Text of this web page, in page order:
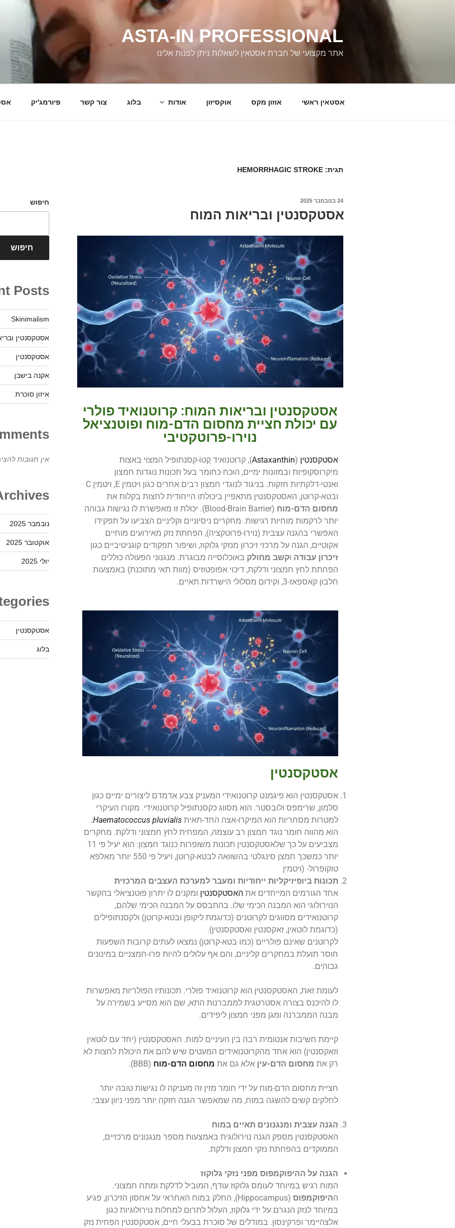
ASTA-IN PROFESSIONAL
אתר מקצועי של חברת אסטאין לשאלות ניתן לפנות אלינו
אסטאין ראשי אוזון מקס אוקסיזון אודות בלוג צור קשר פיורמג'יק
תגית: HEMORRHAGIC STROKE
24 בנובמבר 2025
אסטקסנטין ובריאות המוח
אסטקסנטין ובריאות המוח: קרוטנואיד פולרי
עם יכולת חציית מחסום הדם-מוח ופוטנציאל
נוירו-פרוטקטיבי
אסטקסנטין (
Astaxanthin), קרוטנואיד קֶטוֹ-קסנתופיל המצוי באצות
מיקרוסקופיות ובמזונות ימיים, הוכח כחומר בעל תכונות נוגדות חמצון
ואנטי-דלקתיות חזקות. בניגוד לנוגדי חמצון רבים אחרים כגון ויטמין E, ויטמין C
ובטא-קרוטן, האסטקסנטין מתאפיין ביכולתו הייחודית לחצות בקלות את
מחסום הדם-מוח
(Blood-Brain Barrier). יכולת זו מאפשרת לו נגישות גבוהה
יותר לרקמות מוחיות רגישות. מחקרים ניסיוניים וקליניים הצביעו על תפקידו
האפשרי בהגנה עצבית (נוירו-פרוטקציה), הפחתת נזק מאירועים מוחיים
אקוטיים, הגנה על מרכזי זיכרון מנזקי גלוקוז, ושיפור תפקודים קוגניטיביים כגון
זיכרון עבודה וקשב מחולק באוכלוסייה מבוגרת. מנגנוני הפעולה כוללים
הפחתת לחץ חמצוני ודלקת, דיכוי אפופטוזיס (מוות תאי מתוכנת) באמצעות
חלבון קאספאז-3, וקידום מסלולי הישרדות תאיים.
אסטקסנטין
אסטקסנטין הוא פיגמנט קרוטנואידי המעניק צבע אדמדם ליצורים ימיים כגון
סלמון, שרימפס ולובסטר. הוא מסווג כקסנתופיל קרוטנואידי. מקורו העיקרי
למטרות מסחריות הוא המיקרו-אצה החד-תאית Haematococcus pluvialis
.
הוא מהווה חומר נוגד חמצון רב עוצמה, המפחית לחץ חמצוני ודלקת. מחקרים
מצביעים על כך שלאסטקסנטין תכונות משופרות כנוגד חמצון: הוא יעיל פי 11
יותר כמשכך חמצן סינגלטי בהשוואה לבטא-קרוטן, ויעיל פי 550 יותר מאלפא
טוקופרול- (ויטמין
תכונות ביופיזיקליות ייחודיות ומעבר למערכת העצבים המרכזית
אחד הגורמים המייחדים את האסטקסנטין ומקנים לו יתרון פוטנציאלי בהקשר
הנוירולוגי הוא המבנה הכימי שלו. בהתבסס על המבנה הכימי שלהם,
קרוטנואידים מסווגים לקרוטנים (כדוגמת ליקופן ובטא-קרוטן) ולקסנתופילים
(כדוגמת לוטאין, זאקסנטין ואסטקסנטין).
לקרוטנים שאינם פולריים (כמו בטא-קרוטן) נמצאו לעתים קרובות השפעות
חוסר תועלת במחקרים קליניים, והם אף עלולים להיות פרו-חמצניים במינונים
גבוהים.
לעומת זאת, האסטקסנטין הוא קרוטנואיד פולרי. תכונותיו הפולריות מאפשרות
לו להיכנס בצורה אסטרטגית לממברנות התא, שם הוא מסייע בשמירה על
מבנה הממברנה ומגן מפני חמצון ליפידים.
קיימת חשיבות אנטומית רבה בין העיניים למוח. האסטקסנטין (יחד עם לוטאין
וזאקסנטין) הוא אחד מהקרוטנואידים המעטים שיש להם את היכולת לחצות לא
רק את מחסום הדם-עין אלא גם את מחסום הדם-מוח (BBB).
חציית מחסום הדם-מוח על ידי חומר מזין זה מעניקה לו נגישות טובה יותר
לחלקים קשים להשגה במוח, מה שמאפשר הגנה חזקה יותר מפני ניוון עצבי.
הגנה עצבית ומנגנונים תאיים במוח
האסטקסנטין מספק הגנה נוירולוגית באמצעות מספר מנגנונים מרכזיים,
הממוקדים בהפחתת נזקי חמצון ודלקת.
הגנה על ההיפוקמפוס מפני נזקי גלוקוז
המוח רגיש במיוחד לעומס גלוקוז עודף, המוביל לדלקת ומתח חמצוני.
ההיפוקמפוס
(Hippocampus), החלק במוח האחראי על אחסון הזיכרון, פגיע
במיוחד לנזק הנגרם על ידי גלוקוז, העלול לתרום למחלות נוירולוגיות כגון
אלצהיימר ופרקינסון. במודלים של סוכרת בבעלי חיים, אסטקסנטין הפחית נזק
חיפוש
חיפוש
Posts
Skinimalism
אסטקסנטין
אסטקסנטין
אקנה בישבן
איזון סוכרת
אין תגובות
נובמבר 2025
אוקטובר 2025
יולי 2025
אסטקסנטין
בלוג